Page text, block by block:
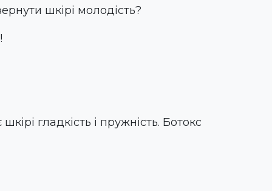
шкірі молодість?
гладкість і пружність. Ботокс